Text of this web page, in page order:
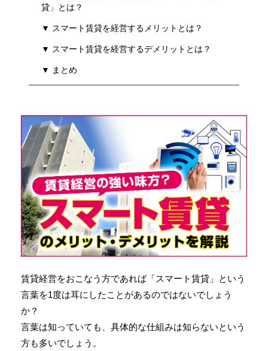
貸」とは？
▼ スマート賃貸を経営するメリットとは？
▼ スマート賃貸を経営するデメリットとは？
▼ まとめ
賃貸経営をおこなう方であれば「スマート賃貸」という
言葉を1度は耳にしたことがあるのではないでしょう
か？
言葉は知っていても、具体的な仕組みは知らないという
方も多いでしょう。